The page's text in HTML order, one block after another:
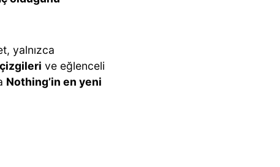
yalnızca
ve eğlenceli
Nothing’in en yeni